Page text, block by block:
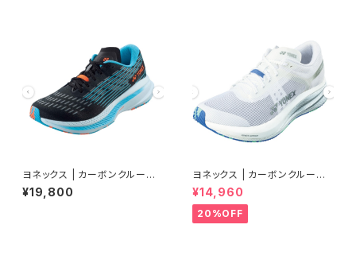
ヨネックス | カーボンクルーズS
R | ブラック／オーシャンブルー
| Men
¥19,800
ヨネックス | カーボンクルーズ
エアラス | クールホワイト | Wo
men
¥14,960
20%OFF